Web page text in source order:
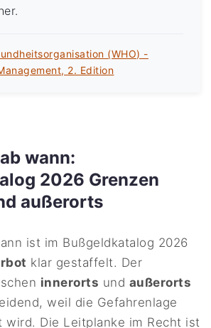
(WHO) -
2. Edition
wann:
2026 Grenzen
außerorts
ist im Bußgeldkatalog 2026
klar gestaffelt. Der
innerorts und außerorts
weil die Gefahrenlage
wird. Die Leitplanke im Recht ist